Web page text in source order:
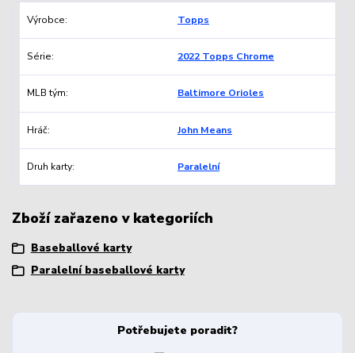
Výrobce Topps
Série 2022 Topps Chrome
MLB tým Baltimore Orioles
Hráč John Means
Druh karty Paralelní
Zboží zařazeno v kategoriích
Baseballové karty
Paralelní baseballové karty
Potřebujete poradit?